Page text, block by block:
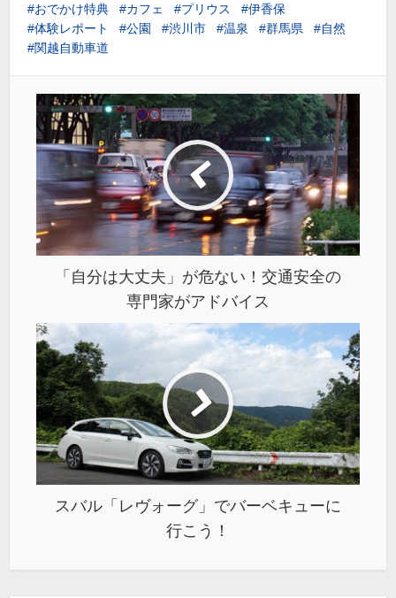
おでかけ特典 カフェ プリウス
伊香保
体験レポート
公園 渋川市 温泉 群馬県
自然
関越自動車道
「自分は大丈夫」が危ない！交通安全の
専門家がアドバイス
スバル「レヴォーグ」でバーベキューに
行こう！